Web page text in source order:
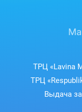
ТРЦ «Lavina
ТРЦ
Выдача